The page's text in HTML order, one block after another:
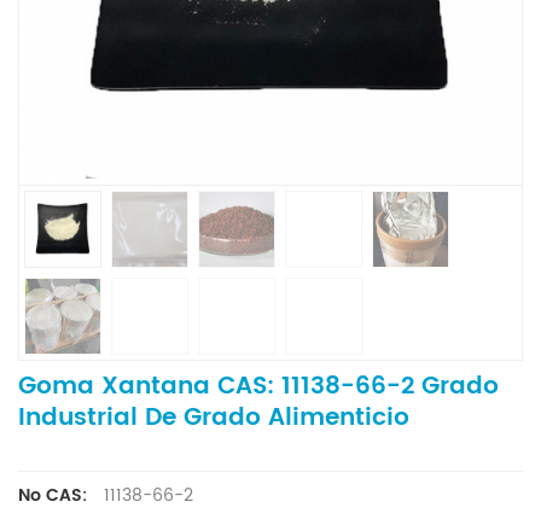
Goma Xantana CAS: 11138-66-2 Grado
Industrial De Grado Alimenticio
No CAS:
11138-66-2